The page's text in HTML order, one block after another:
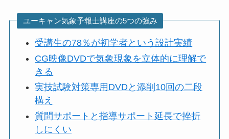
ユーキャン気象予報士講座の5つの強み
受講生の78％が初学者という設計実績
CG映像DVDで気象現象を立体的に理解で
きる
実技試験対策専用DVDと添削10回の二段
構え
質問サポートと指導サポート延長で挫折
しにくい